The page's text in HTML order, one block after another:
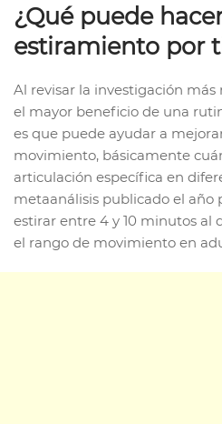
¿Qué puede
estiramiento por
Al revisar la investigación
el mayor beneficio de una
es que puede ayudar a
movimiento, básicamente
articulación específica en
metaanálisis publicado el año
estirar entre 4 y 10 minutos al
el rango de movimiento en